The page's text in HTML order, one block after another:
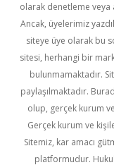
olarak denetleme veya
Ancak, üyelerimiz
siteye üye olarak bu
sitesi, herhangi bir
bulunmamaktadır.
paylaşılmaktadır.
olup, gerçek kurum
Gerçek kurum ve
Sitemiz, kar amacı
platformudur.